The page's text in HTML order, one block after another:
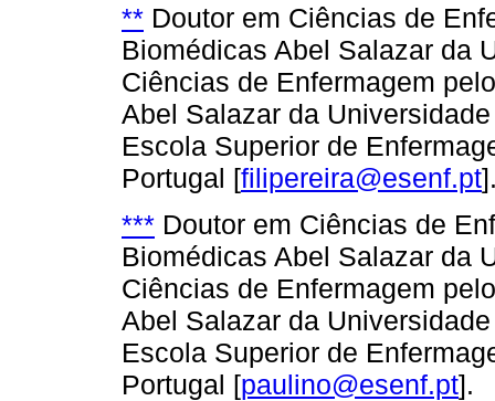
** Doutor em Ciências de
Biomédicas Abel Salazar da
Ciências de Enfermagem
Abel Salazar da
Escola Superior de
Portugal [filipereira@esenf.pt
*** Doutor em Ciências de
Biomédicas Abel Salazar da
Ciências de Enfermagem
Abel Salazar da
Escola Superior de
Portugal [paulino@esenf.pt].